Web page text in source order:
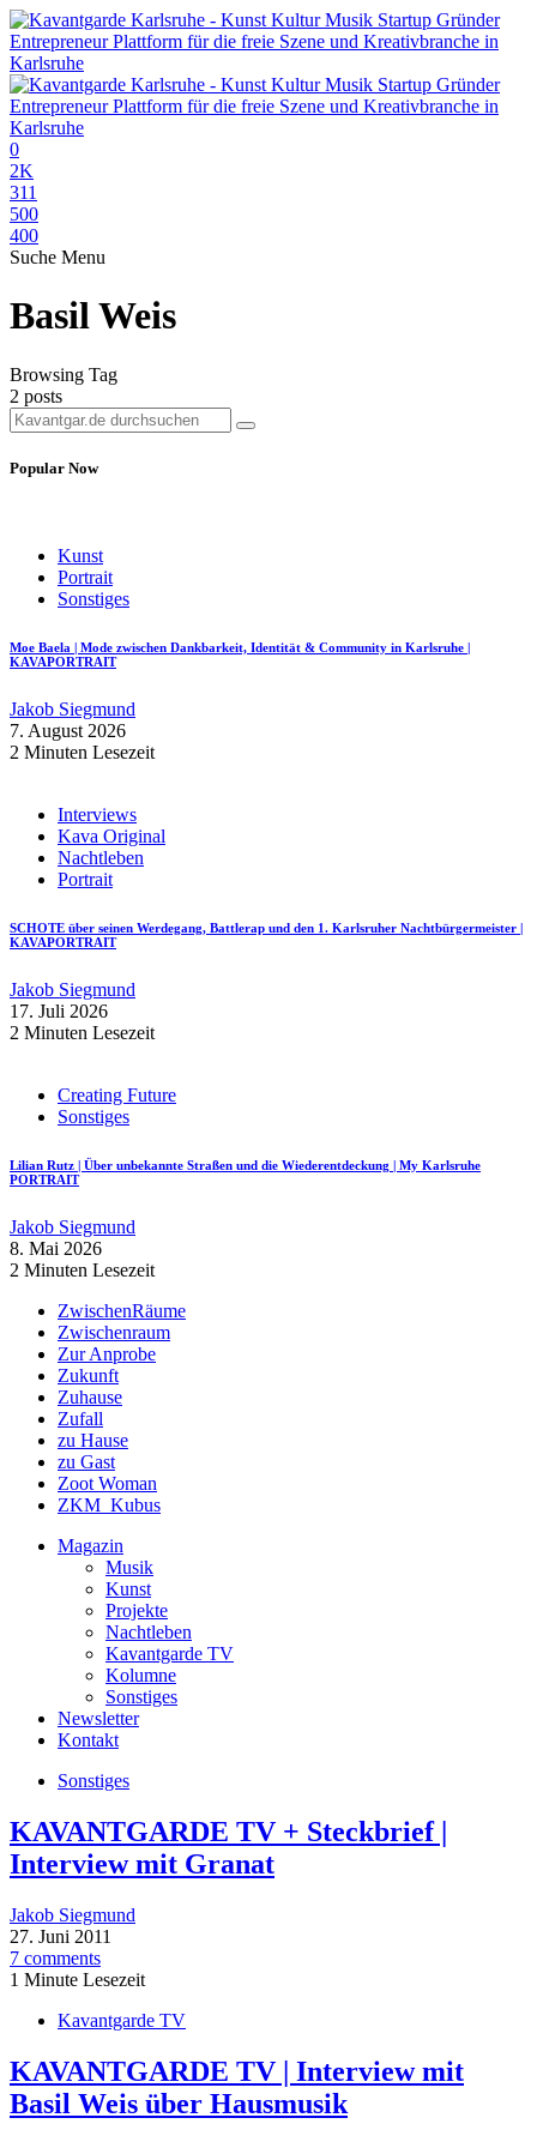
0
2K
311
500
400
Suche Menu
Basil Weis
Browsing Tag
2 posts
Popular Now
Kunst
Portrait
Sonstiges
Moe Baela | Mode zwischen Dankbarkeit, Identität & Community in Karlsruhe |
KAVAPORTRAIT
Jakob Siegmund
7. August 2026
2 Minuten Lesezeit
Interviews
Kava Original
Nachtleben
Portrait
SCHOTE über seinen Werdegang, Battlerap und den 1. Karlsruher Nachtbürgermeister |
KAVAPORTRAIT
Jakob Siegmund
17. Juli 2026
2 Minuten Lesezeit
Creating Future
Sonstiges
Lilian Rutz | Über unbekannte Straßen und die Wiederentdeckung | My Karlsruhe
PORTRAIT
Jakob Siegmund
8. Mai 2026
2 Minuten Lesezeit
ZwischenRäume
Zwischenraum
Zur Anprobe
Zukunft
Zuhause
Zufall
zu Hause
zu Gast
Zoot Woman
ZKM_Kubus
Magazin
Musik
Kunst
Projekte
Nachtleben
Kavantgarde TV
Kolumne
Sonstiges
Newsletter
Kontakt
Sonstiges
KAVANTGARDE TV + Steckbrief |
Interview mit Granat
Jakob Siegmund
27. Juni 2011
7 comments
1 Minute Lesezeit
Kavantgarde TV
KAVANTGARDE TV | Interview mit
Basil Weis über Hausmusik